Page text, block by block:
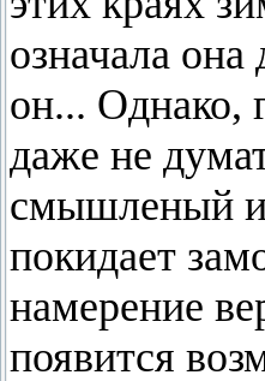
означала
он... Однако,
даже не
смышленый и
покидает
намерение
появится